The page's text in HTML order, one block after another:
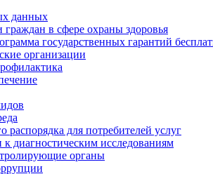
данных
граждан в сфере охраны здоровья
государственных гарантий
организации
распорядка для потребителей услуг
диагностическим исследованиям
органы